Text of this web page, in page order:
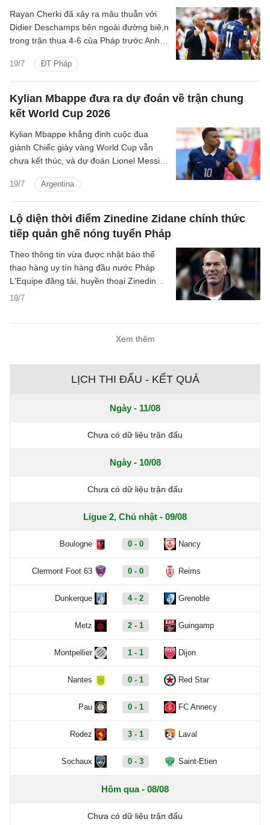
19/7 ĐT Pháp
Rayan Cherki đã xảy ra mâu thuẫn với
Didier Deschamps bên ngoài đường biê,n
trong trận thua 4-6 của Pháp trước Anh ở
Kylian Mbappe đưa ra dự đoán về trận chung
kết World Cup 2026
19/7 Argentina
Kylian Mbappe khẳng định cuộc đua
giành Chiếc giày vàng World Cup vẫn
chưa kết thúc, và dự đoán Lionel Messi
chung kết gặp Tây Ban Nha.
Lộ diện thời điểm Zinedine Zidane chính thức
tiếp quản ghế nóng tuyển Pháp
18/7
Theo thông tin vừa được nhật báo thể
thao hàng uy tín hàng đầu nước Pháp
L'Equipe đăng tải, huyền thoại Zinedine
Zidane sẽ chính thức trở thành tân huấn
đại kéo dài tới 14 năm đầy vinh quang
Xem thêm
LỊCH THI ĐẤU - KẾT QUẢ
Ngày - 11/08
Chưa có dữ liệu trận đấu
Ngày - 10/08
Chưa có dữ liệu trận đấu
Ligue 2, Chủ nhật - 09/08
Boulogne 0 - 0 Nancy
Clermont Foot 63 0 - 0 Reims
Dunkerque 4 - 2 Grenoble
Metz 2 - 1 Guingamp
Montpellier 1 - 1 Dijon
Nantes 0 - 1 Red Star
Pau 0 - 1 FC Annecy
Rodez 3 - 1 Laval
Sochaux 0 - 3 Saint-Etien
Hôm qua - 08/08
Chưa có dữ liệu trận đấu